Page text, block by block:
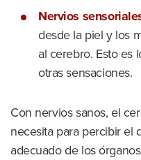
Nervios
desde la piel y los
al cerebro. Esto es
otras sensaciones.
Con nervios sanos, el
necesita para percibir el
adecuado de los